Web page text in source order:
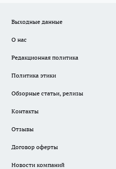
Выходные данные
О нас
Редакционная политика
Политика этики
Обзорные статьи, релизы
Контакты
Отзывы
Договор оферты
Новости компаний